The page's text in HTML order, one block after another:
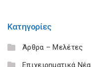
Κατηγορίες
Άρθρα – Μελέτες
Επιχειρηματικά Νέα